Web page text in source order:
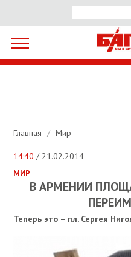
Главная / Мир
14:40 / 21.02.2014
МИР
В АРМЕНИИ
Теперь это – пл. Сергея